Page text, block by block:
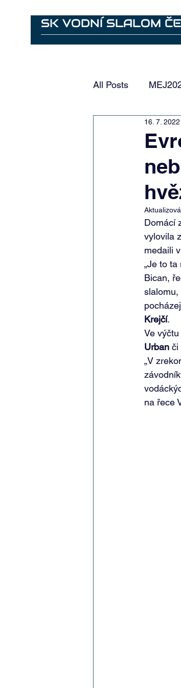
SK VODNÍ SLALOM
All Posts
16. 7. 2022
Domácí
vylovila
medaili
„Je to
Bican,
slalomu,
Krejčí.
Ve
Urban či
„V
na řece